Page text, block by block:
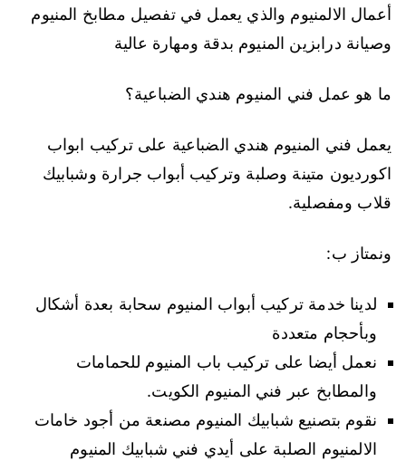
أعمال الالمنيوم والذي يعمل في تفصيل مطابخ المنيوم
وصيانة درابزين المنيوم بدقة ومهارة عالية
ما هو عمل فني المنيوم هندي الضباعية؟
يعمل فني المنيوم هندي الضباعية على تركيب ابواب
اكورديون متينة وصلبة وتركيب أبواب جرارة وشبابيك
قلاب ومفصلية.
ونمتاز ب:
لدينا خدمة تركيب أبواب المنيوم سحابة بعدة أشكال
وبأحجام متعددة
نعمل أيضا على تركيب باب المنيوم للحمامات
والمطابخ عبر فني المنيوم الكويت.
نقوم بتصنيع شبابيك المنيوم مصنعة من أجود خامات
الالمنيوم الصلبة على أيدي فني شبابيك المنيوم